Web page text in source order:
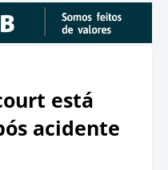
está
acidente